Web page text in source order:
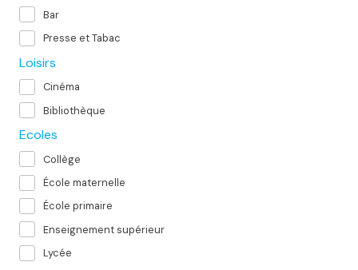
Bar
Presse et Tabac
Loisirs
Cinéma
Bibliothèque
Ecoles
Collège
École maternelle
École primaire
Enseignement supérieur
Lycée